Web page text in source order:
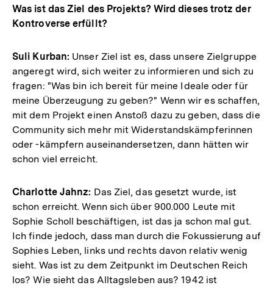
Was ist das Ziel des Projekts? Wird dieses trotz der
Kontroverse erfüllt?
Suli Kurban: Unser Ziel ist es, dass unsere Zielgruppe
angeregt wird, sich weiter zu informieren und sich zu
fragen: "Was bin ich bereit für meine Ideale oder für
meine Überzeugung zu geben?" Wenn wir es schaffen,
mit dem Projekt einen Anstoß dazu zu geben, dass die
Community sich mehr mit Widerstandskämpferinnen
oder -kämpfern auseinandersetzen, dann hätten wir
schon viel erreicht.
Charlotte Jahnz: Das Ziel, das gesetzt wurde, ist
schon erreicht. Wenn sich über 900.000 Leute mit
Sophie Scholl beschäftigen, ist das ja schon mal gut.
Ich finde jedoch, dass man durch die Fokussierung auf
Sophies Leben, links und rechts davon relativ wenig
sieht. Was ist zu dem Zeitpunkt im Deutschen Reich
los? Wie sieht das Alltagsleben aus? 1942 ist